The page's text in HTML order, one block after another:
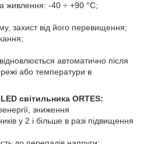
живлення: -40 ÷ +90 °C;
захист від його перевищення;
автоматично після
або температури в
світильника ORTES:
зниження
у 2 і більше в разі підвищення